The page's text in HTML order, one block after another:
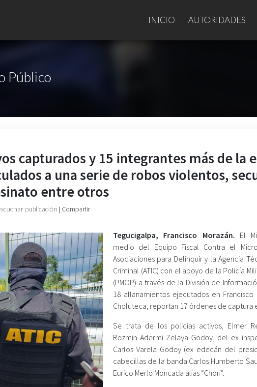
INICIO AUTORIDADES
Público
capturados y 15 integrantes más de la
a una serie de robos violentos,
entre otros
publicación | Compartir
Tegucigalpa, Francisco Morazán. El
medio del Equipo Fiscal Contra el
Asociaciones para Delinquir y la Agencia
Criminal (ATIC) con el apoyo de la Policía
(PMOP) a través de la División de
18 allanamientos ejecutados en Francisco
Choluteca, reportan 17 órdenes de captura
Se trata de los policías activos, Elmer
Rozmin Adermi Zelaya Godoy, del ex
Carlos Varela Godoy (ex edecán del
cabecillas de la banda Carlos Humberto
Eurico Merlo Moncada alias “Chori”.